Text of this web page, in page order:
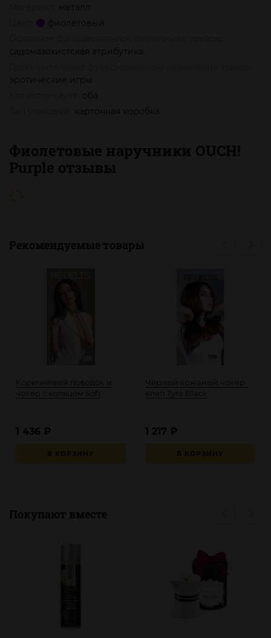
металл
фиолетовый
садомазохистская атрибутика
эротические игры
оба
картонная коробка
Фиолетовые наручники OUCH!
Purple отзывы
Рекомендуемые товары
Коричневый поводок и
чокер с кольцом Sofi
В КОРЗИНУ
1 436 ₽
Чёрный кожаный чокер-
кляп Tyra Black
В КОРЗИНУ
1 217 ₽
Покупают вместе